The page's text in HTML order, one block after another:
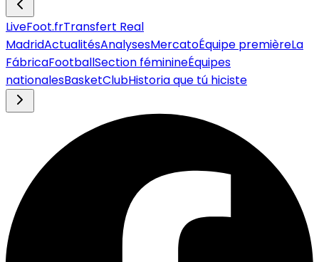
LiveFoot.frTransfert Real
MadridActualitésAnalysesMercatoÉquipe premièreLa
FábricaFootballSection féminineÉquipes
nationalesBasketClubHistoria que tú hiciste